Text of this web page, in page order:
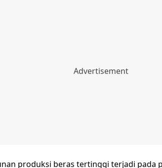
produksi beras tertinggi terjadi pada